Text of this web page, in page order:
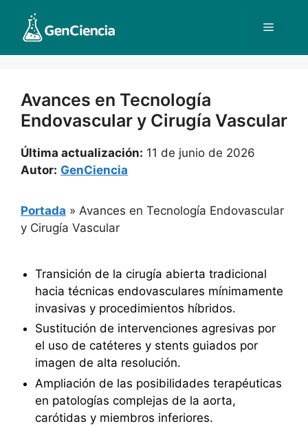
contenido
Menú
Avances en Tecnología
Endovascular y Cirugía Vascular
Última actualización: 11 de junio de 2026
Autor: GenCiencia
Portada » Avances en Tecnología Endovascular
y Cirugía Vascular
Transición de la cirugía abierta tradicional
hacia técnicas endovasculares mínimamente
invasivas y procedimientos híbridos.
Sustitución de intervenciones agresivas por
el uso de catéteres y stents guiados por
imagen de alta resolución.
Ampliación de las posibilidades terapéuticas
en patologías complejas de la aorta,
carótidas y miembros inferiores.